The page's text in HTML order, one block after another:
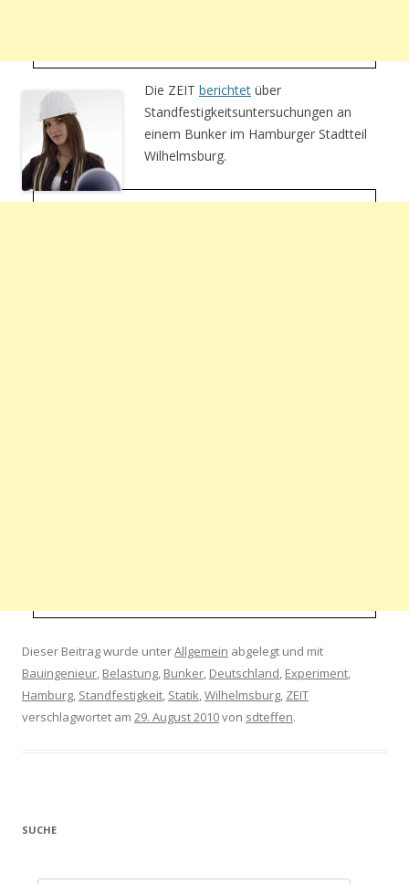
Die ZEIT berichtet über
Standfestigkeitsuntersuchungen an
einem Bunker im Hamburger Stadtteil
Wilhelmsburg.
Dieser Beitrag wurde unterAllgemein abgelegt und mit
Bauingenieur, Belastung, Bunker, Deutschland, Experiment,
Hamburg, Standfestigkeit, Statik,Wilhelmsburg, ZEIT
verschlagwortet am 29. August 2010von sdteffen.
SUCHE